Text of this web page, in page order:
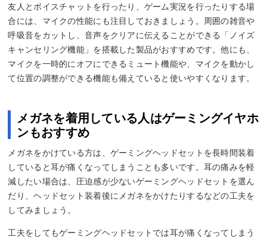
友人とボイスチャットを行ったり、ゲーム実況を行ったりする場
合には、マイクの性能にも注目しておきましょう。周囲の雑音や
呼吸音をカットし、音声をクリアに伝えることができる「ノイズ
キャンセリング機能」を搭載した製品がおすすめです。他にも、
マイクを一時的にオフにできるミュート機能や、マイクを動かし
て位置の調整ができる機能も備えていると使いやすくなります。
メガネを着用している人はゲーミングイヤホ
ンもおすすめ
メガネをかけている方は、ゲーミングヘッドセットを長時間装着
していると耳が痛くなってしまうことも多いです。耳の痛みを軽
減したい場合は、圧迫感が少ないゲーミングヘッドセットを選ん
だり、ヘッドセット装着後にメガネをかけたりするなどの工夫を
してみましょう。
工夫をしてもゲーミングヘッドセットでは耳が痛くなってしまう